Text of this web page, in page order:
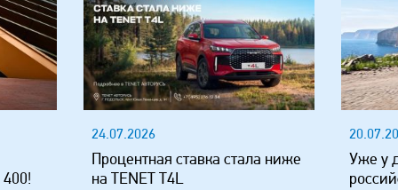
24.07.2026
Процентная ставка стала ниже
на TENET T4L
Уже у